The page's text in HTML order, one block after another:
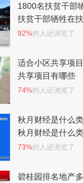
1800名扶贫干部
扶贫干部牺牲在
92%的人还浏览了
适合小区共享项
共享项目有哪些
74%的人还浏览了
秋月财经是什么
秋月财经是什么
73%的人还浏览了
碧桂园排名地产